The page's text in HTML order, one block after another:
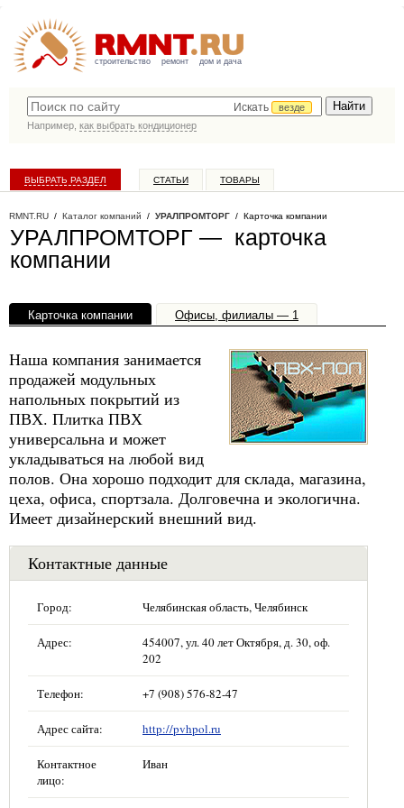
строительство ремонт дом и дача
Искать
везде
Например, как выбрать кондиционер
ВЫБРАТЬ РАЗДЕЛ СТАТЬИ ТОВАРЫ
RMNT.RU / Каталог компаний / УРАЛПРОМТОРГ / Карточка компании
УРАЛПРОМТОРГ — карточка
компании
Карточка компании Офисы, филиалы — 1
Наша компания занимается
продажей модульных
напольных покрытий из
ПВХ. Плитка ПВХ
универсальна и может
укладываться на любой вид
полов. Она хорошо подходит для склада, магазина,
цеха, офиса, спортзала. Долговечна и экологична.
Имеет дизайнерский внешний вид.
Контактные данные
Город: Челябинская область, Челябинск
Адрес:
454007, ул. 40 лет Октября, д. 30, оф.
202
Телефон: +7 (908) 576-82-47
Адрес сайта: http://pvhpol.ru
Контактное
лицо:
Иван